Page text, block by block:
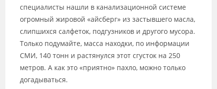
специалисты нашли в канализационной системе
огромный жировой «айсберг» из застывшего масла,
слипшихся салфеток, подгузников и другого мусора.
Только подумайте, масса находки, по информации
СМИ, 140 тонн и растянулся этот сгусток на 250
метров. А как это «приятно» пахло, можно только
догадываться.